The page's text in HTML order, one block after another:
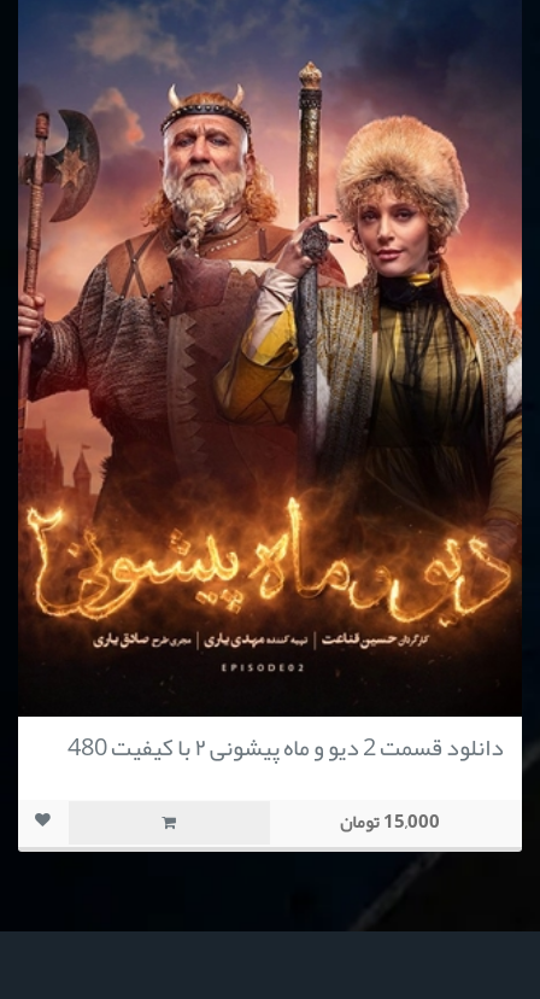
دانلود قسمت 2 دیو و ماه پیشونی ۲ با کیفیت 480
15,000 تومان